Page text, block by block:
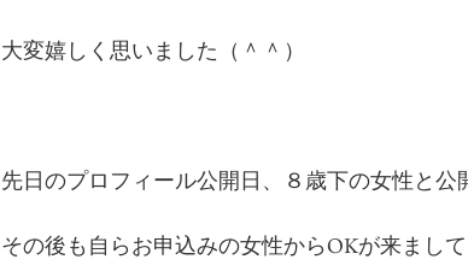
大変嬉しく思いました（＾＾）
先日のプロフィール公開日、８歳下の女性と公
その後も自らお申込みの女性からOKが来まして